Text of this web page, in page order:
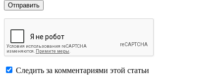
Следить за комментариями этой статьи